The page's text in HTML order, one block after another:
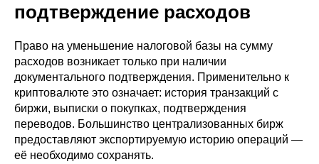
подтверждение расходов
Право на уменьшение налоговой базы на сумму
расходов возникает только при наличии
документального подтверждения. Применительно к
криптовалюте это означает: история транзакций с
биржи, выписки о покупках, подтверждения
переводов. Большинство централизованных бирж
предоставляют экспортируемую историю операций —
её необходимо сохранять.